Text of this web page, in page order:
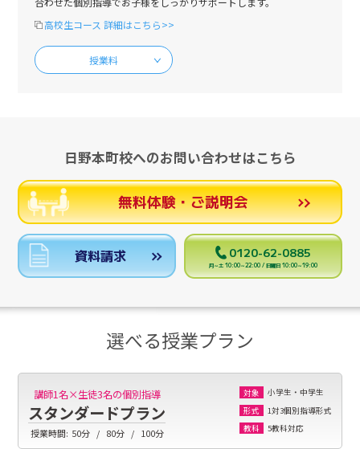
高校生コース 詳細はこちら>>
授業料
日野本町校へのお問い合わせはこちら
無料体験・ご説明会
資料請求 0120-62-0885
月～土 10:00～22:00 / 日曜日 10:00～19:00
選べる授業プラン
講師1名×生徒3名の個別指導
スタンダードプラン
授業時間: 50分 80分 100分
対象
小学生・中学生
形式
1対3個別指導形式
教科
5教科対応